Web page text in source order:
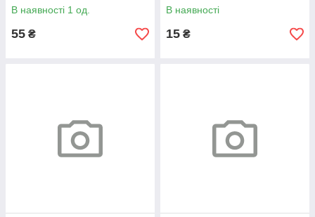
В наявності 1 од.
55 ₴
В наявності
15 ₴